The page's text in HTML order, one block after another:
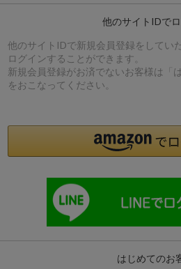
他のサイトIDで
他のサイトIDで新規会員登録をしてい
ログインすることができます。
新規会員登録がお済でないお客様は「
をおこなってください。
はじめてのお